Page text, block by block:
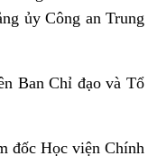
ủy Công an Trung
Ban Chỉ đạo và Tổ
đốc Học viện Chính